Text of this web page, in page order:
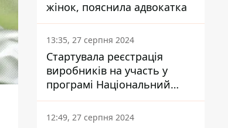
жінок, пояснила адвокатка
13:35, 27 серпня 2024
Стартувала реєстрація
виробників на участь у
програмі Національний
кешбек: як це зробити
через портал Дія
12:49, 27 серпня 2024